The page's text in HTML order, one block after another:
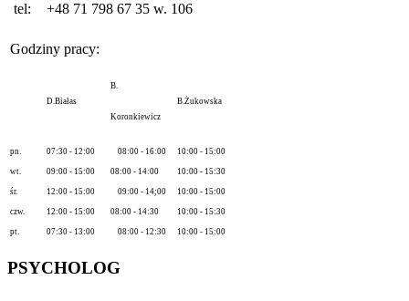
tel: +48 71 798 67 35 w. 106
Godziny pracy:
D.Białas
B.
Koronkiewicz
B.Żukowska
pn. 07:30 - 12:00 08:00 - 16:00 10:00 - 15:00
wt. 09:00 - 15:00 08:00 - 14:00 10:00 - 15:30
śr. 12:00 - 15:00 09:00 - 14;00 10:00 - 15:00
czw. 12:00 - 15:00 08:00 - 14:30 10:00 - 15:30
pt. 07:30 - 13:00 08:00 - 12:30 10:00 - 15:00
PSYCHOLOG